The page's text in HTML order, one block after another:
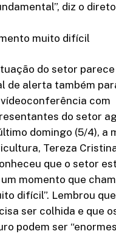
diz o
muito difícil
do setor
de alerta também
vídeoconferência com
do setor
domingo (5/4), a
Tereza
que o setor
momento que
difícil”. Lembrou
ser colhida e que
podem ser